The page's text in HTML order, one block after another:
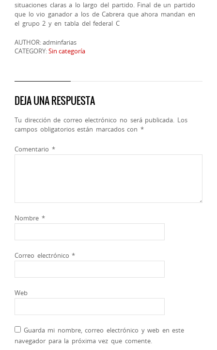
situaciones claras a lo largo del partido. Final de un partido
que lo vio ganador a los de Cabrera que ahora mandan en
el grupo 2 y en tabla del federal C
AUTHOR: adminfarias
CATEGORY:Sin categoría
DEJA UNA RESPUESTA
Tu dirección de correo electrónico no será publicada. Los
campos obligatorios están marcados con *
Comentario *
Nombre *
Correo electrónico*
Web
Guarda mi nombre, correo electrónico y web en este
navegador para la próxima vez que comente.